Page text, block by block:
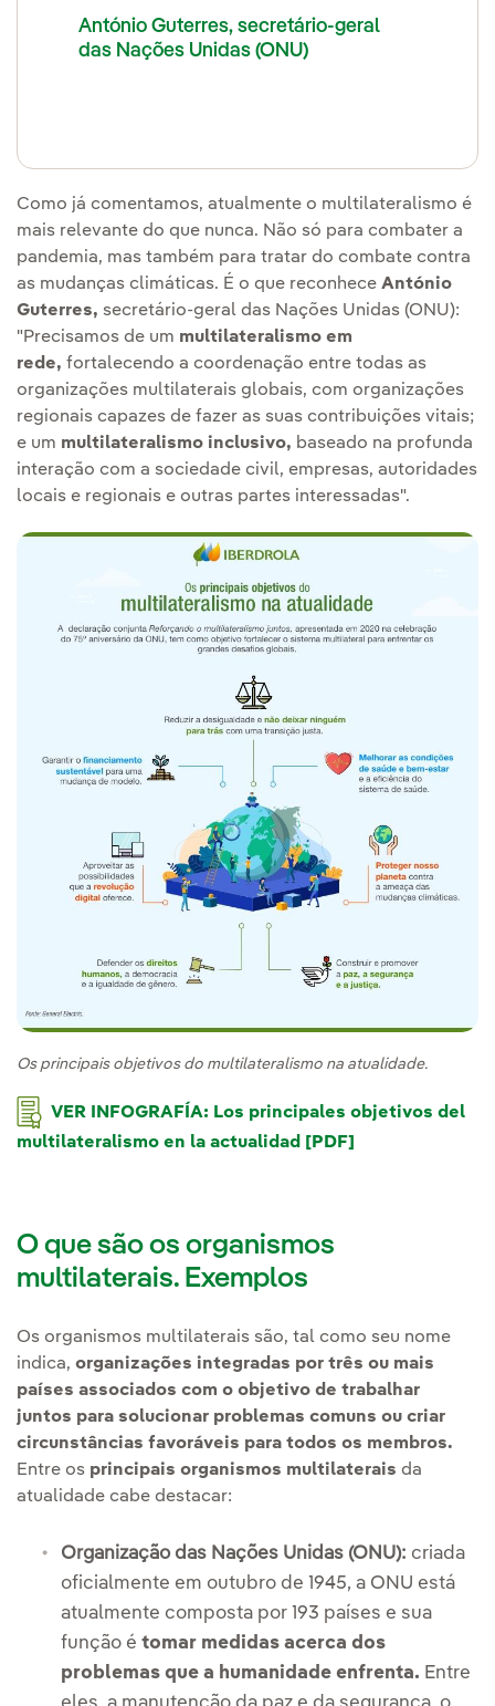
António Guterres, secretário-geral
das Nações Unidas (ONU)
Como já comentamos, atualmente o multilateralismo é
mais relevante do que nunca. Não só para combater a
pandemia, mas também para tratar do combate contra
as mudanças climáticas. É o que reconhece António
Guterres, secretário-geral das Nações Unidas (ONU):
"Precisamos de um multilateralismo em
rede, fortalecendo a coordenação entre todas as
organizações multilaterais globais, com organizações
regionais capazes de fazer as suas contribuições vitais;
e um multilateralismo inclusivo, baseado na profunda
interação com a sociedade civil, empresas, autoridades
locais e regionais e outras partes interessadas".
Os principais objetivos do multilateralismo na atualidade.
VER INFOGRAFÍA: Los principales objetivos del
multilateralismo en la actualidad [PDF]
O que são os organismos
multilaterais. Exemplos
Os organismos multilaterais são, tal como seu nome
indica, organizações integradas por três ou mais
países associados com o objetivo de trabalhar
juntos para solucionar problemas comuns ou criar
circunstâncias favoráveis para todos os membros.
Entre os principais organismos multilaterais da
atualidade cabe destacar:
Organização das Nações Unidas (ONU): criada
oficialmente em outubro de 1945, a ONU está
atualmente composta por 193 países e sua
função é tomar medidas acerca dos
problemas que a humanidade enfrenta. Entre